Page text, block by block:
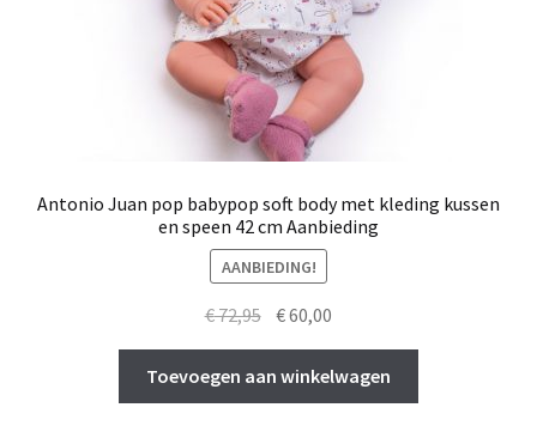
Antonio Juan pop babypop soft body met kleding kussen
en speen 42 cm Aanbieding
AANBIEDING!
€72,95 Oorspronkelijke
prijs
was:
€ 72,95.
€60,00
prijs
is:
€ 60,00.
Toevoegen aan winkelwagen